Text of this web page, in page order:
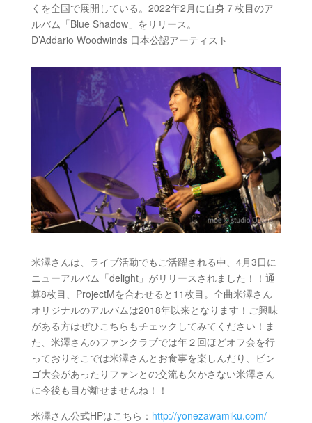
くを全国で展開している。 2022年2月に自身７枚目のア
ルバム「Blue Shadow」をリリース。
D’Addario Woodwinds 日本公認アーティスト
米澤さんは、ライブ活動でもご活躍される中、4月3日に
ニューアルバム 「delight」がリリースされました！！通
算8枚目、 ProjectMを合わせると 11枚目。全曲米澤さん
オリジナルのアルバムは2018年以来となります！ご興味
がある方はぜひこちらもチェックしてみてください！ま
た、米澤さんのファンクラブでは年２回ほどオフ会を行
っておりそこでは米澤さんとお食事を楽しんだり、ビン
ゴ大会があったりファンとの交流も欠かさない米澤さん
に今後も目が離せませんね！！
米澤さん公式HPはこちら： http://yonezawamiku.com/